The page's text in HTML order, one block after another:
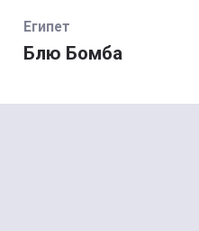
Египет
Блю Бомба